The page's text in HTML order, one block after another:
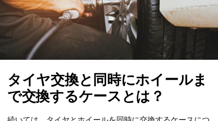
タイヤ交換と同時にホイールま
で交換するケースとは？